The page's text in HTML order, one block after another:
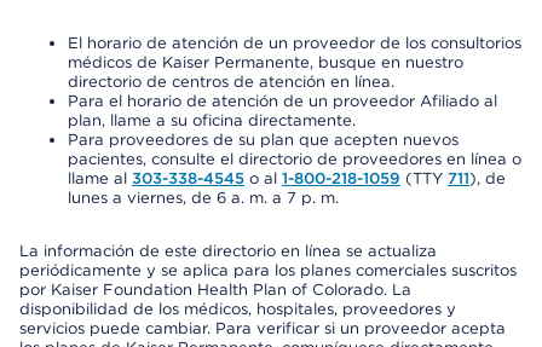
El horario de atención de un proveedor de los consultorios
médicos de Kaiser Permanente, busque en nuestro
directorio de centros de atención en línea.
Para el horario de atención de un proveedor Afiliado al
plan, llame a su oficina directamente.
Para proveedores de su plan que acepten nuevos
pacientes, consulte el directorio de proveedores en línea o
llame al 303-338-4545 o al 1-800-218-1059 (TTY 711), de
lunes a viernes, de 6 a. m. a 7 p. m.
La información de este directorio en línea se actualiza
periódicamente y se aplica para los planes comerciales suscritos
por Kaiser Foundation Health Plan of Colorado. La
disponibilidad de los médicos, hospitales, proveedores y
servicios puede cambiar. Para verificar si un proveedor acepta